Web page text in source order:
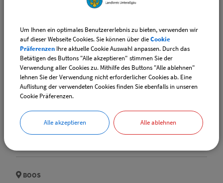
Pfarrkirche St. Martin Boos
BOOS
Schützenheim Boos
BOOS
Sportheim Boos
BOOS
Um Ihnen ein optimales Benutzererlebnis zu bieten, verwenden wir
auf dieser Webseite Cookies. Sie können über dieCookie
Präferenzen Ihre aktuelle Cookie Auswahl anpassen. Durch das
Betätigen des Buttons "Alle akzeptieren" stimmen Sie der
Verwendung aller Cookies zu. Mithilfe des Buttons "Alle ablehnen"
lehnen Sie der Verwendung nicht erforderlicher Cookies ab. Eine
Auflistung der verwendeten Cookies finden Sie ebenfalls in unseren
Cookie Präferenzen.
Alle akzeptieren Alle ablehnen